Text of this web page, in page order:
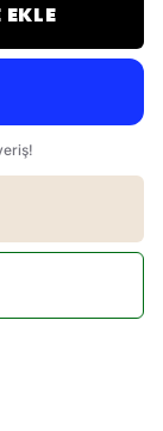
EKLE